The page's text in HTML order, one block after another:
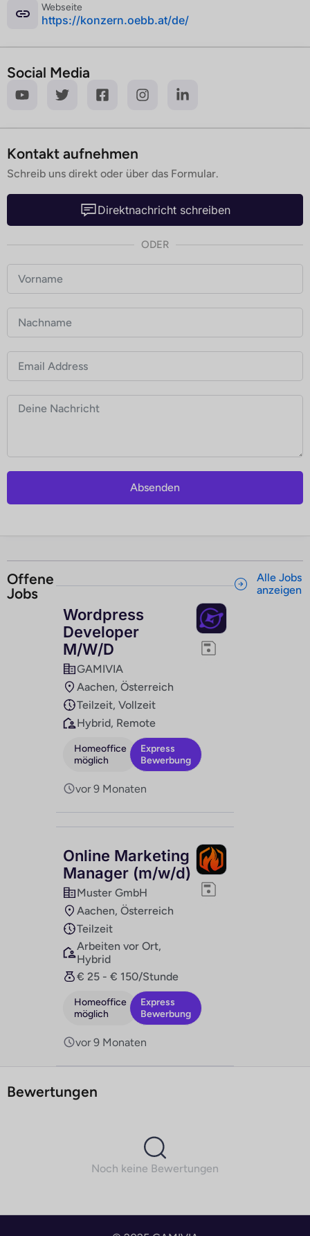
Webseite
­https://konzern.oebb.at/de/
Social Media
Kontakt aufnehmen
Schreib uns direkt oder über das Formular.
Direktnachricht schreiben
ODER
Absenden
Offene
Jobs
Wordpress
Developer
M/W/D
GAMIVIA
Aachen, Österreich
Teilzeit, Vollzeit
Hybrid, Remote
Homeoffice
möglich
Express
Bewerbung
vor 9 Monaten
Online Marketing
Manager (m/w/d)
Muster GmbH
Aachen, Österreich
Teilzeit
Arbeiten vor Ort,
Hybrid
€ 25 - € 150/Stunde
Homeoffice
möglich
Express
Bewerbung
vor 9 Monaten
Alle Jobs
anzeigen
Bewertungen
Noch keine Bewertungen